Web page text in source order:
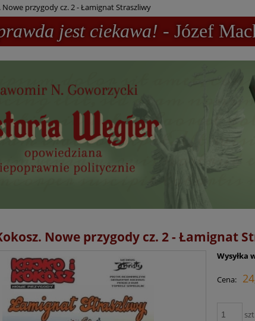
Nowe przygody cz. 2 - Łamignat Straszliwy
jest ciekawa! - Józef
Nowe przygody cz. 2 - Łamignat
Wysyłka
Cena: